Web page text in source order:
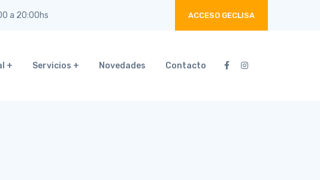
a 20:00hs ACCESO GECLISA
Servicios Novedades Contacto